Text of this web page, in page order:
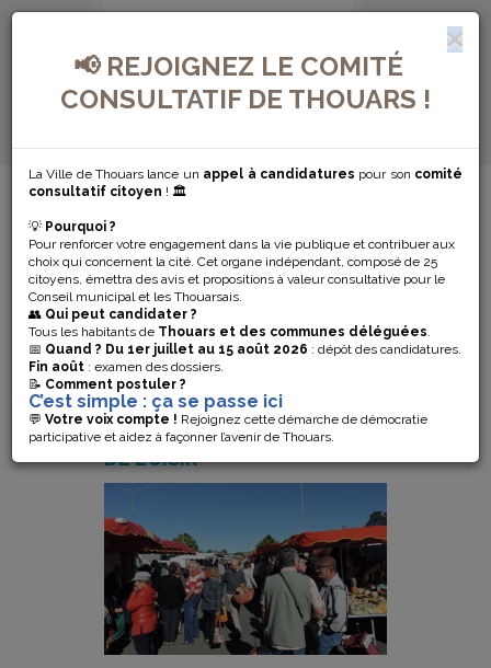
📢 REJOIGNEZ LE COMITÉ
CONSULTATIF DE THOUARS !
La Ville de Thouars lance un appel à candidatures pour son comité
consultatif citoyen ! 🏛️
💡 Pourquoi ?
Pour renforcer votre engagement dans la vie publique et contribuer aux
choix qui concernent la cité. Cet organe indépendant, composé de 25
citoyens, émettra des avis et propositions à valeur consultative pour le
Conseil municipal et les Thouarsais.
👥 Qui peut candidater ?
Tous les habitants de Thouars et des communes déléguées.
📅 Quand ? Du 1er juillet au 15 août 2026 : dépôt des candidatures.
Fin août : examen des dossiers.
📝 Comment postuler ?
C’est simple : ça se passe ici
💬 Votre voix compte ! Rejoignez cette démarche de démocratie
participative et aidez à façonner l’avenir de Thouars.
MENU DE NAVIGATION...
PAGE
PROTÉGÉE
TEST
STAGE D'ÉTÉ AU CENTRE
DE LOISIR